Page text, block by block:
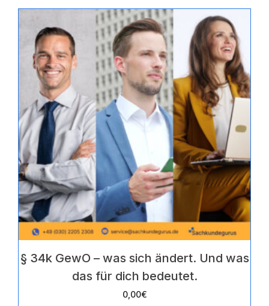
§ 34k GewO – was sich ändert. Und was
das für dich bedeutet.
0,00€